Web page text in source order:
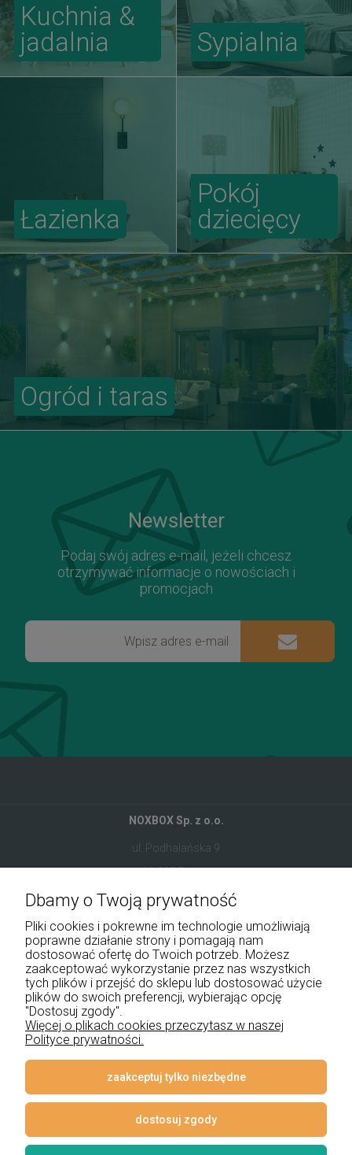
Kuchnia &
jadalnia
Sypialnia
Ogród i taras
Łazienka
Pokój
dziecięcy
Newsletter
Podaj swój adres e-mail, jeżeli chcesz
otrzymywać informacje o nowościach i
promocjach
NOXBOX Sp. z o.o.
ul. Podhalańska 9
41-907 Bytom
+48 534 555 344
sklep@noxbox.pl
Pomoc
Płatności i dostawa
Informacje
Dbamy o Twoją prywatność
Pliki cookies i pokrewne im technologie umożliwiają
poprawne działanie strony i pomagają nam
dostosować ofertę do Twoich potrzeb. Możesz
zaakceptować wykorzystanie przez nas wszystkich
tych plików i przejść do sklepu lub dostosować użycie
plików do swoich preferencji, wybierając opcję
"Dostosuj zgody".
Więcej o plikach cookies przeczytasz w naszej
Polityce prywatności.
zaakceptuj tylko niezbędne
dostosuj zgody